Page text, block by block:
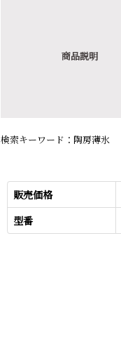
商品説明
検索キーワード：陶房薄氷
販売価格
型番